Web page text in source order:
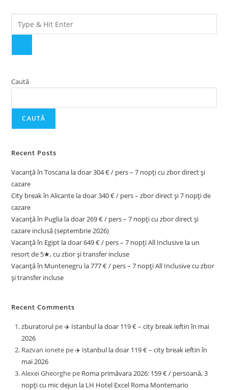
Caută
CAUTĂ
Recent Posts
Vacanță în Toscana la doar 304 € / pers – 7 nopți cu zbor direct și
cazare
City break în Alicante la doar 340 € / pers – zbor direct și 7 nopți de
cazare
Vacanță în Puglia la doar 269 € / pers – 7 nopți cu zbor direct și
cazare inclusă (septembrie 2026)
Vacanță în Egipt la doar 649 € / pers – 7 nopți All Inclusive la un
resort de 5★, cu zbor și transfer incluse
Vacanță în Muntenegru la 777 € / pers – 7 nopți All Inclusive cu zbor
și transfer incluse
Recent Comments
zburatorul pe ✈️ Istanbul la doar 119 € – city break ieftin în mai
2026
Razvan ionete pe ✈️ Istanbul la doar 119 € – city break ieftin în
mai 2026
Alexei Gheorghe pe Roma primăvara 2026: 159 € / persoană, 3
nopți cu mic dejun la LH Hotel Excel Roma Montemario